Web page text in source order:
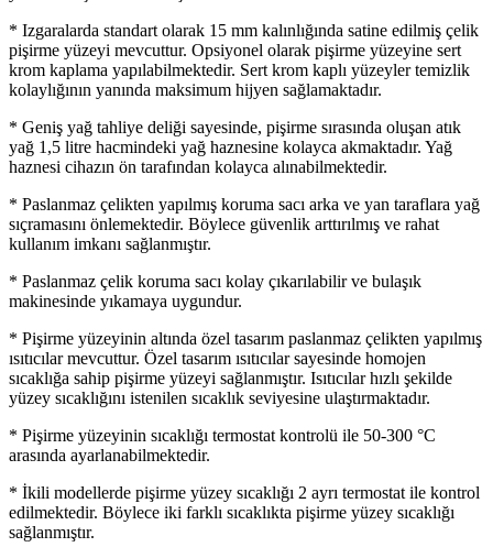
* Izgaralarda standart olarak 15 mm kalınlığında satine edilmiş çelik
pişirme yüzeyi mevcuttur. Opsiyonel olarak pişirme yüzeyine sert
krom kaplama yapılabilmektedir. Sert krom kaplı yüzeyler temizlik
kolaylığının yanında maksimum hijyen sağlamaktadır.
* Geniş yağ tahliye deliği sayesinde, pişirme sırasında oluşan atık
yağ 1,5 litre hacmindeki yağ haznesine kolayca akmaktadır. Yağ
haznesi cihazın ön tarafından kolayca alınabilmektedir.
* Paslanmaz çelikten yapılmış koruma sacı arka ve yan taraflara yağ
sıçramasını önlemektedir. Böylece güvenlik arttırılmış ve rahat
kullanım imkanı sağlanmıştır.
* Paslanmaz çelik koruma sacı kolay çıkarılabilir ve bulaşık
makinesinde yıkamaya uygundur.
* Pişirme yüzeyinin altında özel tasarım paslanmaz çelikten yapılmış
ısıtıcılar mevcuttur. Özel tasarım ısıtıcılar sayesinde homojen
sıcaklığa sahip pişirme yüzeyi sağlanmıştır. Isıtıcılar hızlı şekilde
yüzey sıcaklığını istenilen sıcaklık seviyesine ulaştırmaktadır.
* Pişirme yüzeyinin sıcaklığı termostat kontrolü ile 50-300 °C
arasında ayarlanabilmektedir.
* İkili modellerde pişirme yüzey sıcaklığı 2 ayrı termostat ile kontrol
edilmektedir. Böylece iki farklı sıcaklıkta pişirme yüzey sıcaklığı
sağlanmıştır.